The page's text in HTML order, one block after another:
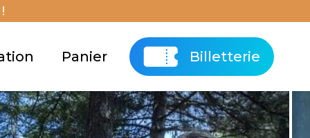
Panier Billetterie